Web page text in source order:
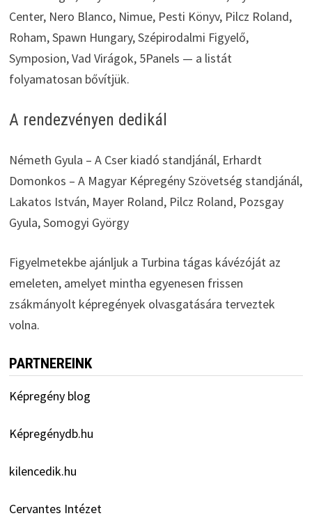
Center, Nero Blanco, Nimue, Pesti Könyv, Pilcz Roland,
Roham, Spawn Hungary, Szépirodalmi Figyelő,
Symposion, Vad Virágok, 5Panels — a listát
folyamatosan bővítjük.
A rendezvényen dedikál
Németh Gyula – A Cser kiadó standjánál, Erhardt
Domonkos – A Magyar Képregény Szövetség standjánál,
Lakatos István, Mayer Roland, Pilcz Roland, Pozsgay
Gyula, Somogyi György
Figyelmetekbe ajánljuk a Turbina tágas kávézóját az
emeleten, amelyet mintha egyenesen frissen
zsákmányolt képregények olvasgatására terveztek
volna.
PARTNEREINK
Képregény blog
Képregénydb.hu
kilencedik.hu
Cervantes Intézet